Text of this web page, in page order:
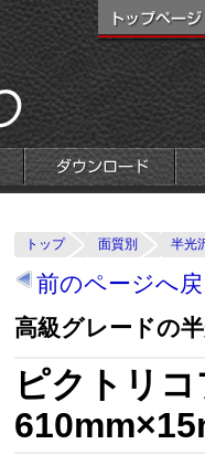
トップ 面質別 半光
前のページへ
高級グレードの
ピクトリ